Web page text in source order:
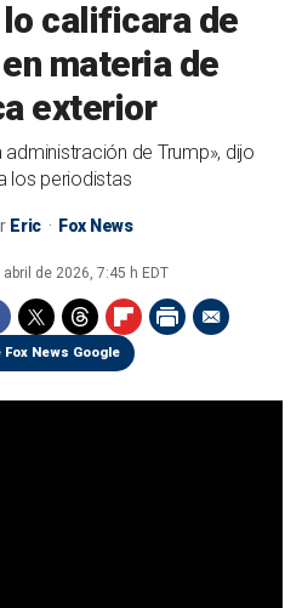
calificara de
materia de
exterior
de Trump», dijo
los periodistas
Eric Fox News
abril de 2026, 7:45 h EDT
Fox News Google